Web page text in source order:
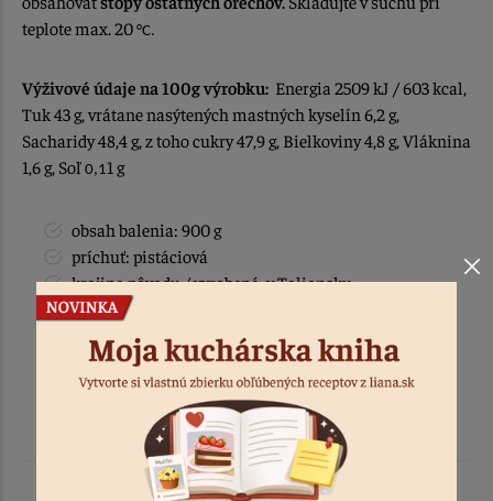
teplote max. 20 °C.
Výživové údaje na 100g výrobku: Energia 2509 kJ / 603 kcal,
Tuk 43 g, vrátane nasýtených mastných kyselín 6,2 g,
Sacharidy 48,4 g, z toho cukry 47,9 g, Bielkoviny 4,8 g, Vláknina
1,6 g, Soľ 0,11 g
obsah balenia: 900 g
príchuť: pistáciová
krajina pôvodu / vyrobené: v Taliansku